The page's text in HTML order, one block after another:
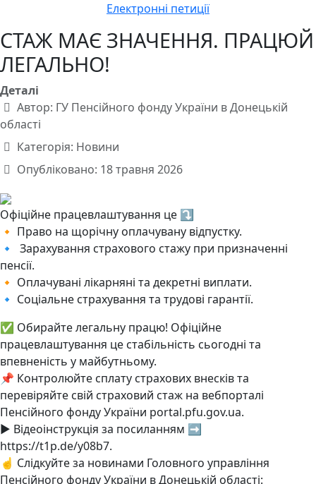
Електронні петиції
СТАЖ МАЄ ЗНАЧЕННЯ. ПРАЦЮЙ
ЛЕГАЛЬНО!
Деталі
Автор: ГУ Пенсійного фонду України в Донецькій
області
Категорія: Новини
Опубліковано: 18 травня 2026
Офіційне працевлаштування це ⤵️
🔸 Право на щорічну оплачувану відпустку.
🔹 Зарахування страхового стажу при призначенні
пенсії.
🔸 Оплачувані лікарняні та декретні виплати.
🔹 Соціальне страхування та трудові гарантії.
✅ Обирайте легальну працю! Офіційне
працевлаштування це стабільність сьогодні та
впевненість у майбутньому.
📌 Контролюйте сплату страхових внесків та
перевіряйте свій страховий стаж на вебпорталі
Пенсійного фонду України portal.pfu.gov.ua.
▶️ Відеоінструкція за посиланням ➡️
https://t1p.de/y08b7.
☝️ Слідкуйте за новинами Головного управління
Пенсійного фонду України в Донецькій області: